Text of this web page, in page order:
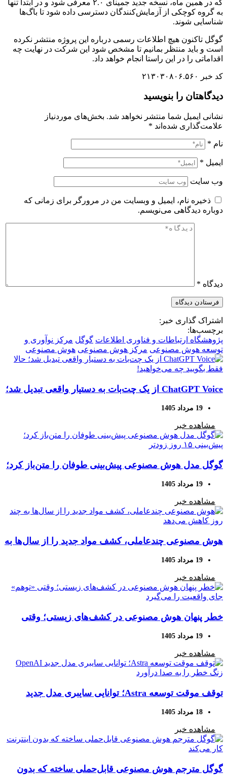
که در همین ماه، نسخه جدید جمینای ۲.۰ معرفی شود و در ابتدا تنها
به گروه کوچکی از آزمایش‌کنندگان دسترسی داده شود تا باگ‌ها
شناسایی شوند.
گوگل تاکنون هیچ اطلاعات رسمی درباره این پروژه منتشر نکرده
است و باید منتظر بمانیم تا مشخص شود این شرکت در نهایت چه
اقداماتی را در این راستا انجام خواهد داد.
کد خبر ۲۱۳۰۳۰۸۰۶.۵۶۰
دیدگاهتان را بنویسید
نشانی ایمیل شما منتشر نخواهد شد. بخش‌های موردنیاز
علامت‌گذاری شده‌اند *
نام *
ایمیل *
وب‌ سایت
ذخیره نام، ایمیل و وبسایت من در مرورگر برای زمانی که
دوباره دیدگاهی می‌نویسم.
دیدگاه *
اشتراک گذاری خبر:
برچسب‌ها:
پژوهشگاه ارتباطات و فناوری اطلاعات گوگل مرکز نوآوری و
توسعه هوش مصنوعی مرکز هوش مصنوعی هوش مصنوعی
ChatGPT Voice از یک چت‌بات به دستیار واقعی تبدیل شد؛
حالا فقط بگویید چه می‌خواهید!
19 مرداد 1405
مشاهده خبر
گوگل مدل هوش مصنوعی پیش‌بینی طوفان را متن‌باز کرد؛
19 مرداد 1405
مشاهده خبر
هوش مصنوعی چندعاملی، کشف مواد جدید را از سال‌ها به
چند روز کاهش می‌دهد
19 مرداد 1405
مشاهده خبر
خطر پنهان هوش مصنوعی در کشف‌های زیستی؛ وقتی
«توهم» جای واقعیت را می‌گیرد
19 مرداد 1405
مشاهده خبر
توقف موقت توسعه Astra؛ توانایی سایبری مدل جدید
18 مرداد 1405
مشاهده خبر
گوگل مترجم هوش مصنوعی قابل‌حملی ساخته که بدون